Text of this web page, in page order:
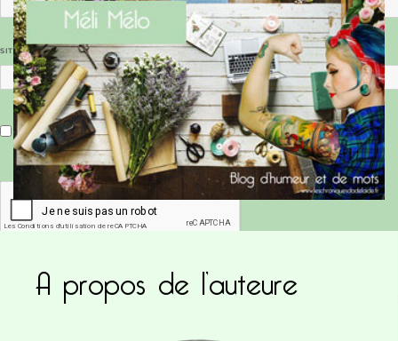
SITE WEB
Enregistrer mon nom, mon e-mail et mon site dans le navigateur pour mon prochain commentaire.
Ce site utilise Akismet pour réduire les
A propos de l’auteure